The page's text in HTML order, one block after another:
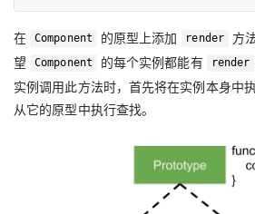
在 Component 的原型上添加 render
方
望
Component 的每个实例都能有 render
实例调用此方法时，首先将在实例本身中
从它的原型中执行查找。